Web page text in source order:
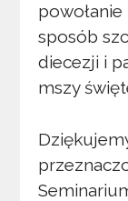
powołanie
sposób
diecezji i
mszy